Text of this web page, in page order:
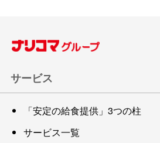
サービス
「安定の給食提供」3つの柱
サービス一覧